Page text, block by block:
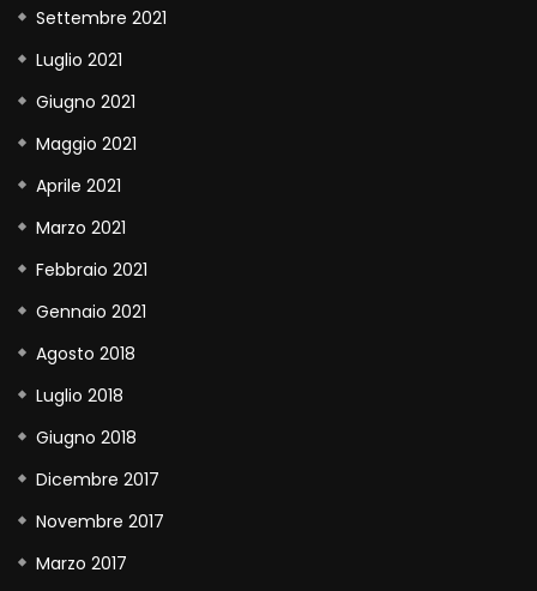
Settembre 2021
Luglio 2021
Giugno 2021
Maggio 2021
Aprile 2021
Marzo 2021
Febbraio 2021
Gennaio 2021
Agosto 2018
Luglio 2018
Giugno 2018
Dicembre 2017
Novembre 2017
Marzo 2017